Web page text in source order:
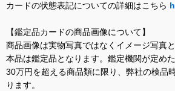
カードの状態表記についての詳細はこちら
【鑑定品カードの商品画像について】
商品画像は実物写真ではなくイメージ写真
本品は鑑定品となります。鑑定機関が定め
30万円を超える商品類に限り、弊社の検品
ります。